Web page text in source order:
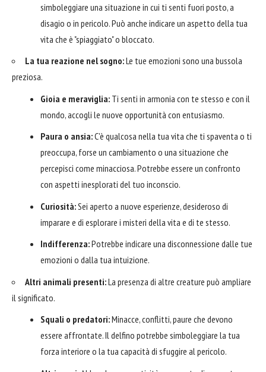
simboleggiare una situazione in cui ti senti fuori posto, a
disagio o in pericolo. Può anche indicare un aspetto della tua
vita che è "spiaggiato" o bloccato.
La tua reazione nel sogno:Le tue emozioni sono una bussola
preziosa.
Gioia e meraviglia:Ti senti in armonia con te stesso e con il
mondo, accogli le nuove opportunità con entusiasmo.
Paura o ansia:C'è qualcosa nella tua vita che ti spaventa o ti
preoccupa, forse un cambiamento o una situazione che
percepisci come minacciosa. Potrebbe essere un confronto
con aspetti inesplorati del tuo inconscio.
Curiosità:Sei aperto a nuove esperienze, desideroso di
imparare e di esplorare i misteri della vita e di te stesso.
Indifferenza:Potrebbe indicare una disconnessione dalle tue
emozioni o dalla tua intuizione.
Altri animali presenti:La presenza di altre creature può ampliare
il significato.
Squali o predatori:Minacce, conflitti, paure che devono
essere affrontate. Il delfino potrebbe simboleggiare la tua
forza interiore o la tua capacità di sfuggire al pericolo.